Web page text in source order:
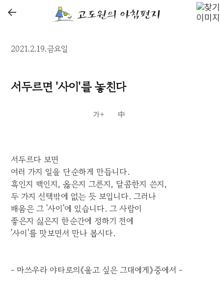
←
2021.2.19.금요일
서두르면 '사이'를 놓친다
서두르다 보면
여러 가지 일을 단순하게 만듭니다.
흑인지 백인지, 옳은지 그른지, 달콤한지 쓴지,
두 가지 선택밖에 없는 듯 보입니다. 그러나
배움은 그 '사이'에 있습니다. 그 사람이
좋은지 싫은지 한순간에 정하기 전에
'사이'를 맛보면서 만나 봅시다.
- 마쓰우라 야타로의《울고 싶은 그대에게》중에서 -